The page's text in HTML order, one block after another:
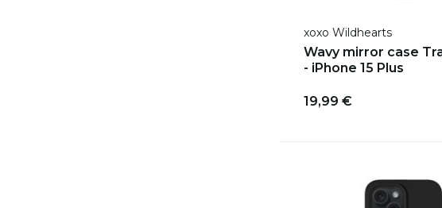
xoxo Wildhearts
Wavy mirror case
- iPhone 15 Plus
19,99 €